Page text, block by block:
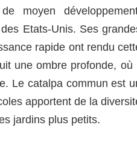
moyen
Etats-Unis. Ses
rapide ont rendu
une ombre profonde, où
Le catalpa commun est
apportent de la
jardins plus petits.